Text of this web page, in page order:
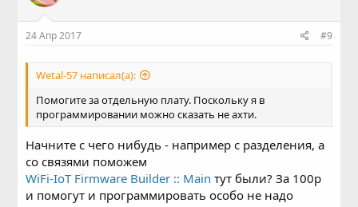
24 Апр 2017 #9
Wetal-57 написал(а):
Помогите за отдельную плату. Поскольку я в
программировании можно сказать не ахти.
Начните с чего нибудь - например с разделения, а
со связями поможем
WiFi-IoT Firmware Builder :: Main тут были? За 100р
и помогут и программировать особо не надо